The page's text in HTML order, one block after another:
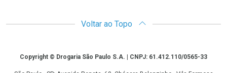
Voltar ao Topo
CopyrightCopyright © Drogaria São Paulo S.A. | CNPJ: 61.412.110/0565-33